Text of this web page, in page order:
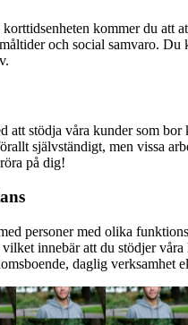
kommer du att
och social samvaro.
att stödja våra kunder som
självständigt, men vissa
på dig!
personer med olika
innebär att du stödjer
daglig verksamhet